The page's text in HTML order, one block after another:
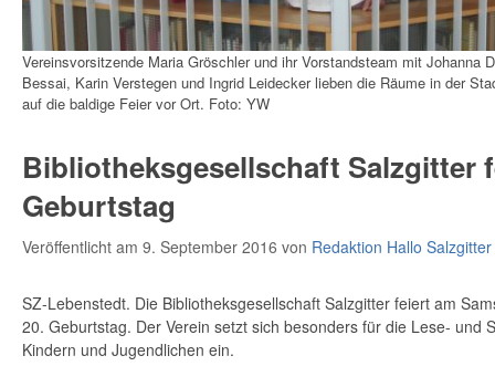
Vereinsvorsitzende Maria Gröschler und ihr Vorstandsteam mit Johanna
Bessai, Karin Verstegen und Ingrid Leidecker lieben die Räume in der
auf die baldige Feier vor Ort. Foto: YW
Bibliotheksgesellschaft Salzgitter
Geburtstag
Veröffentlicht am 9. September 2016 von Redaktion Hallo Salzgitter
SZ-Lebenstedt. Die Bibliotheksgesellschaft Salzgitter feiert am
20. Geburtstag. Der Verein setzt sich besonders für die Lese- und
Kindern und Jugendlichen ein.